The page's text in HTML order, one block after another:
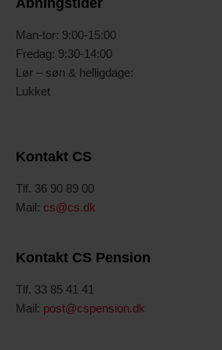
Man-tor: 9:00-15:00
Fredag: 9:30-14:00
Lør – søn & helligdage:
Lukket
Kontakt CS
Tlf. 36 90 89 00
Mail: cs@cs.dk
Kontakt CS Pension
Tlf. 33 85 41 41
Mail: post@cspension.dk